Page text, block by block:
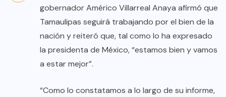
gobernador Américo Villarreal Anaya afirmó que
Tamaulipas seguirá trabajando por el bien de la
nación y reiteró que, tal como lo ha expresado
la presidenta de México, “estamos bien y vamos
a estar mejor”.
“Como lo constatamos a lo largo de su informe,